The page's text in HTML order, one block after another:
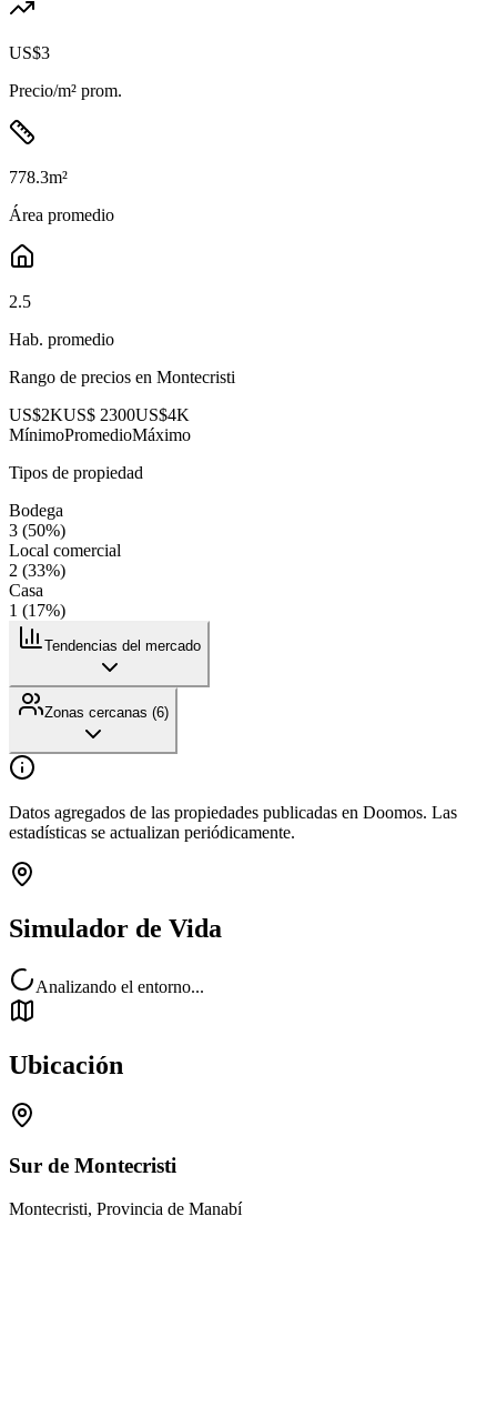
US$3
Precio/m² prom.
778.3m²
Área promedio
2.5
Hab. promedio
Rango de precios en Montecristi
US$2KUS$ 2300US$4K
MínimoPromedioMáximo
Tipos de propiedad
Bodega
3 (50%)
Local comercial
2 (33%)
Casa
1 (17%)
Tendencias del mercado
Zonas cercanas (6)
Datos agregados de las propiedades publicadas en Doomos. Las
estadísticas se actualizan periódicamente.
Simulador de Vida
Analizando el entorno...
Ubicación
Sur de Montecristi
Montecristi, Provincia de Manabí